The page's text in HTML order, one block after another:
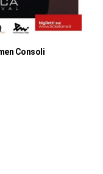
Consoli